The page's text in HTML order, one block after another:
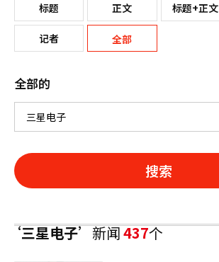
标题 正文 标题+正文
记者 全部
全部的
搜索
‘三星电子’新闻437个